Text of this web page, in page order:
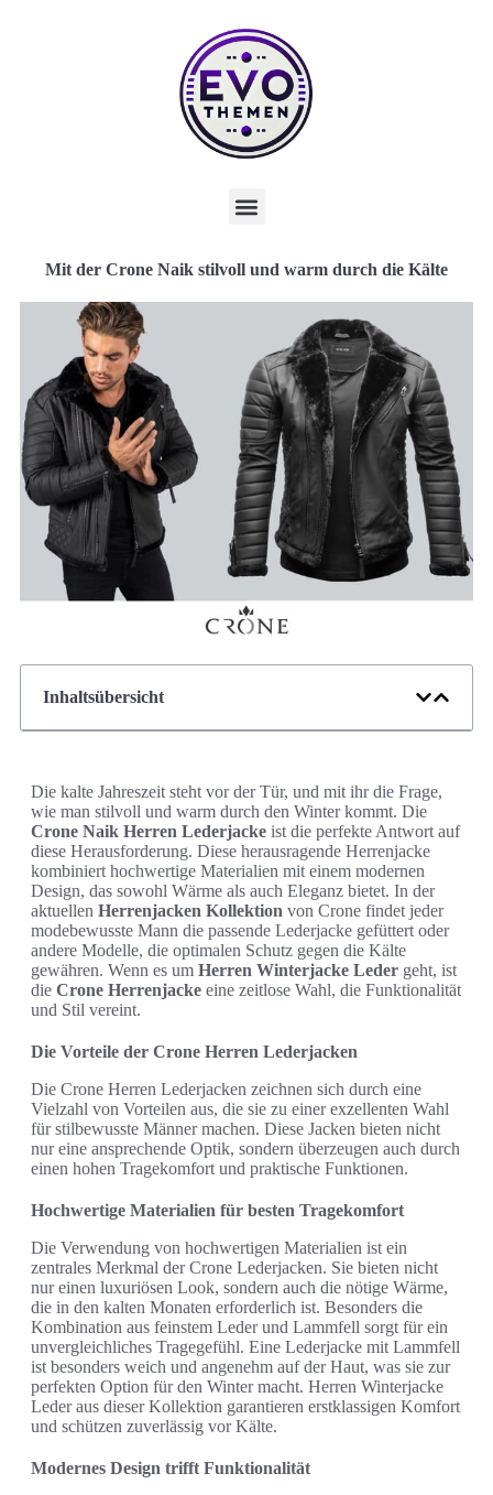
Mit der Crone Naik stilvoll und warm durch die Kälte
Inhaltsübersicht
Die kalte Jahreszeit steht vor der Tür, und mit ihr die Frage,
wie man stilvoll und warm durch den Winter kommt. Die
Crone Naik Herren Lederjacke ist die perfekte Antwort auf
diese Herausforderung. Diese herausragende Herrenjacke
kombiniert hochwertige Materialien mit einem modernen
Design, das sowohl Wärme als auch Eleganz bietet. In der
aktuellen Herrenjacken Kollektion von Crone findet jeder
modebewusste Mann die passende Lederjacke gefüttert oder
andere Modelle, die optimalen Schutz gegen die Kälte
gewähren. Wenn es um Herren Winterjacke Leder geht, ist
die Crone Herrenjacke eine zeitlose Wahl, die Funktionalität
und Stil vereint.
Die Vorteile der Crone Herren Lederjacken
Die Crone Herren Lederjacken zeichnen sich durch eine
Vielzahl von Vorteilen aus, die sie zu einer exzellenten Wahl
für stilbewusste Männer machen. Diese Jacken bieten nicht
nur eine ansprechende Optik, sondern überzeugen auch durch
einen hohen Tragekomfort und praktische Funktionen.
Hochwertige Materialien für besten Tragekomfort
Die Verwendung von hochwertigen Materialien ist ein
zentrales Merkmal der Crone Lederjacken. Sie bieten nicht
nur einen luxuriösen Look, sondern auch die nötige Wärme,
die in den kalten Monaten erforderlich ist. Besonders die
Kombination aus feinstem Leder und Lammfell sorgt für ein
unvergleichliches Tragegefühl. Eine Lederjacke mit Lammfell
ist besonders weich und angenehm auf der Haut, was sie zur
perfekten Option für den Winter macht. Herren Winterjacke
Leder aus dieser Kollektion garantieren erstklassigen Komfort
und schützen zuverlässig vor Kälte.
Modernes Design trifft Funktionalität